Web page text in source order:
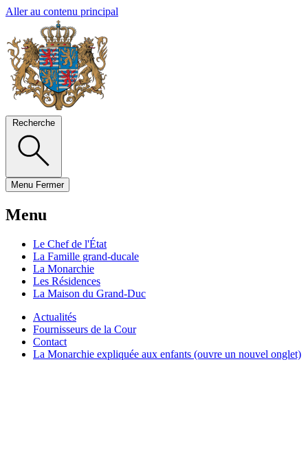
Aller au contenu principal
Recherche
Menu Fermer
Menu
Le Chef de l'État
La Famille grand-ducale
La Monarchie
Les Résidences
La Maison du Grand-Duc
Actualités
Fournisseurs de la Cour
Contact
La Monarchie expliquée aux enfants (ouvre un nouvel onglet)